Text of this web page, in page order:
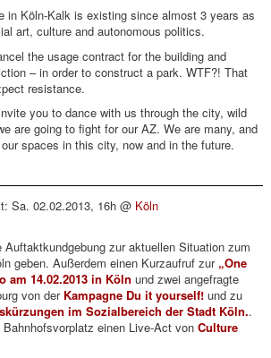
in Köln-Kalk is existing since almost 3 years as
art, culture and autonomous politics.
the usage contract for the building and
– in order to construct a park. WTF?! That
resistance.
you to dance with us through the city, wild
are going to fight for our AZ. We are many, and
spaces in this city, now and in the future.
Sa. 02.02.2013, 16h @ Köln
zur aktuellen Situation zum
geben. Außerdem einen Kurzaufruf zur„One
am 14.02.2013 in Köln und zwei angefragte
von der Kampagne Du it yourself!und zu
im Sozialbereich der Stadt Köln..
einen Live-Act von Culture